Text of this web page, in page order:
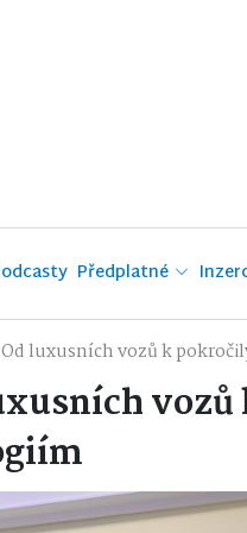
Předplatné
luxusních vozů k